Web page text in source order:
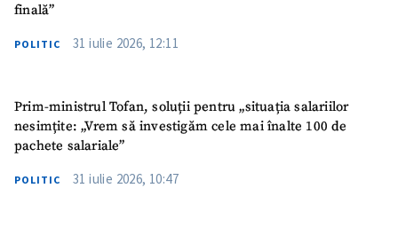
finală”
POLITIC 31 iulie 2026, 12:11
Prim-ministrul Tofan, soluții pentru „situația salariilor
nesimțite: „Vrem să investigăm cele mai înalte 100 de
pachete salariale”
POLITIC 31 iulie 2026, 10:47